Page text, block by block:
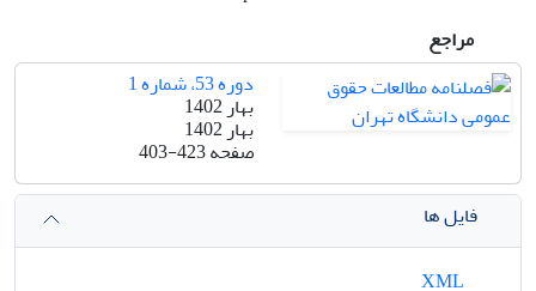
مراجع
دوره 53، شماره 1
بهار 1402
بهار 1402
صفحه403-423
فایل ها